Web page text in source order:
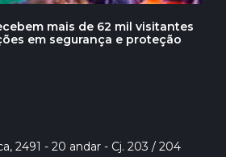
mais de 62 mil visitantes
em segurança e proteção
2491 - 20 andar - Cj. 203 / 204